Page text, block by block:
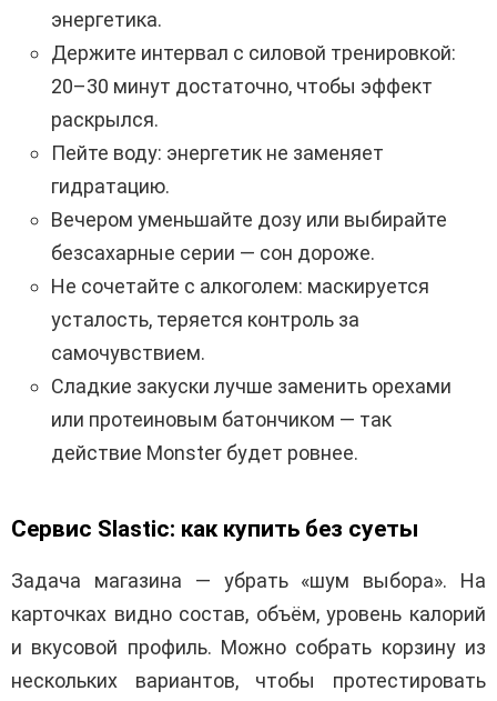
энергетика.
Держите интервал с силовой тренировкой:
20–30 минут достаточно, чтобы эффект
раскрылся.
Пейте воду: энергетик не заменяет
гидратацию.
Вечером уменьшайте дозу или выбирайте
безсахарные серии — сон дороже.
Не сочетайте с алкоголем: маскируется
усталость, теряется контроль за
самочувствием.
Сладкие закуски лучше заменить орехами
или протеиновым батончиком — так
действие Monster будет ровнее.
Сервис Slastic: как купить без суеты
Задача магазина — убрать «шум выбора». На
карточках видно состав, объём, уровень калорий
и вкусовой профиль. Можно собрать корзину из
нескольких вариантов, чтобы протестировать